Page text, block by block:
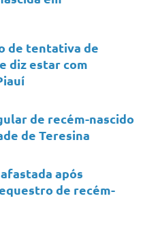
de tentativa de
diz estar com
de recém-nascido
de Teresina
após
de recém-